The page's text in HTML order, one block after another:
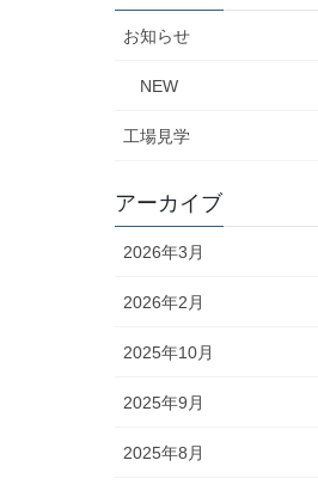
お知らせ
NEW
工場見学
アーカイブ
2026年3月
2026年2月
2025年10月
2025年9月
2025年8月